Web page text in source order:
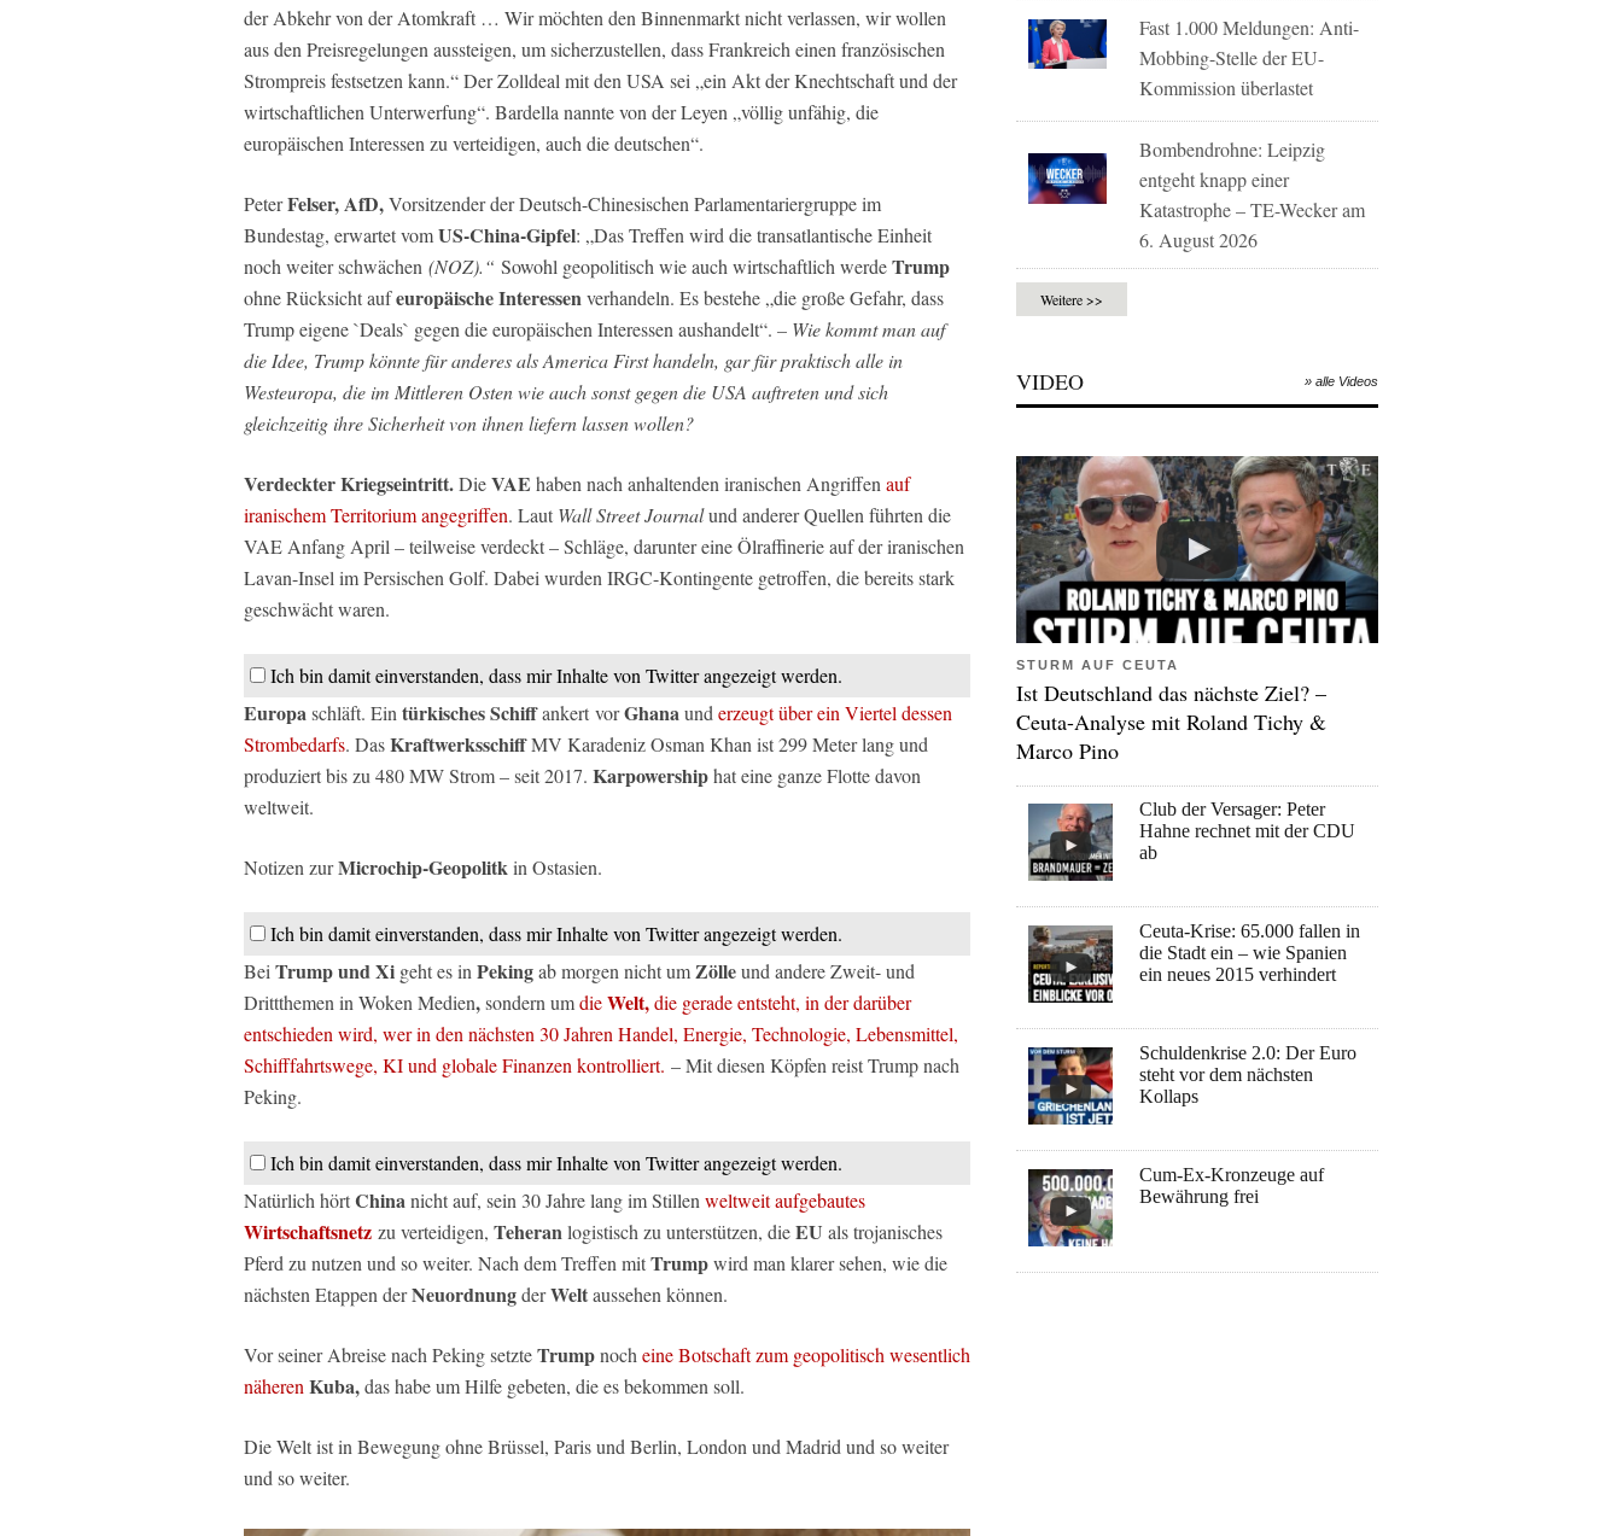
der Abkehr von der Atomkraft … Wir möchten den Binnenmarkt nicht verlassen, wir wollen
aus den Preisregelungen aussteigen, um sicherzustellen, dass Frankreich einen französischen
Strompreis festsetzen kann.“ Der Zolldeal mit den USA sei „ein Akt der Knechtschaft und der
wirtschaftlichen Unterwerfung“. Bardella nannte von der Leyen „völlig unfähig, die
europäischen Interessen zu verteidigen, auch die deutschen“.
PeterFelser, AfD,Vorsitzender der Deutsch-Chinesischen Parlamentariergruppe im
Bundestag, erwartet vomUS-China-Gipfel: „Das Treffen wird die transatlantische Einheit
noch weiter schwächen (NOZ).“ Sowohl geopolitisch wie auch wirtschaftlich werdeTrump
ohne Rücksicht aufeuropäische Interessenverhandeln. Es bestehe „die große Gefahr, dass
Trump eigene `Deals` gegen die europäischen Interessen aushandelt“. – Wie kommt man auf
die Idee, Trump könnte für anderes als America First handeln, gar für praktisch alle in
Westeuropa, die im Mittleren Osten wie auch sonst gegen die USA auftreten und sich
gleichzeitig ihre Sicherheit von ihnen liefern lassen wollen?
Verdeckter Kriegseintritt.DieVAE haben nach anhaltenden iranischen Angriffen auf
iranischem Territorium angegriffen. Laut Wall Street Journalund anderer Quellen führten die
VAE Anfang April – teilweise verdeckt – Schläge, darunter eine Ölraffinerie auf der iranischen
Lavan-Insel im Persischen Golf. Dabei wurden IRGC-Kontingente getroffen, die bereits stark
geschwächt waren.
Ich bin damit einverstanden, dass mir Inhalte von Twitter angezeigt werden.
Europaschläft. Ein türkisches Schiffankert vorGhanaund erzeugt über ein Viertel dessen
Strombedarfs. DasKraftwerksschiffMV Karadeniz Osman Khan ist 299 Meter lang und
produziert bis zu 480 MW Strom – seit 2017. Karpowershiphat eine ganze Flotte davon
weltweit.
Notizen zurMicrochip-Geopolitkin Ostasien.
Ich bin damit einverstanden, dass mir Inhalte von Twitter angezeigt werden.
Bei Trump und Xi geht es in Pekingab morgen nicht umZölleund andere Zweit- und
Drittthemen in Woken Medien,sondern umdieWelt,die gerade entsteht, in der darüber
entschieden wird, wer in den nächsten 30 Jahren Handel, Energie, Technologie, Lebensmittel,
Schifffahrtswege, KI und globale Finanzen kontrolliert. – Mit diesen Köpfen reist Trump nach
Peking.
Ich bin damit einverstanden, dass mir Inhalte von Twitter angezeigt werden.
Natürlich hörtChinanicht auf, sein 30 Jahre lang im Stillen weltweit aufgebautes
Wirtschaftsnetz zu verteidigen, Teheranlogistisch zu unterstützen, dieEU als trojanisches
Pferd zu nutzen und so weiter. Nach dem Treffen mitTrumpwird man klarer sehen, wie die
nächsten Etappen derNeuordnungderWeltaussehen können.
Vor seiner Abreise nach Peking setzteTrumpnoch eine Botschaft zum geopolitisch wesentlich
näheren Kuba,das habe um Hilfe gebeten, die es bekommen soll.
Die Welt ist in Bewegung ohne Brüssel, Paris und Berlin, London und Madrid und so weiter
und so weiter.
Fast 1.000 Meldungen: Anti-
Mobbing-Stelle der EU-
Kommission überlastet
Bombendrohne: Leipzig
entgeht knapp einer
Katastrophe – TE-Wecker am
6. August 2026
Weitere >>
VIDEO » alle Videos
STURM AUF CEUTA
Ist Deutschland das nächste Ziel? –
Ceuta-Analyse mit Roland Tichy &
Marco Pino
Club der Versager: Peter
Hahne rechnet mit der CDU
ab
Ceuta-Krise: 65.000 fallen in
die Stadt ein – wie Spanien
ein neues 2015 verhindert
Schuldenkrise 2.0: Der Euro
steht vor dem nächsten
Kollaps
Cum-Ex-Kronzeuge auf
Bewährung frei